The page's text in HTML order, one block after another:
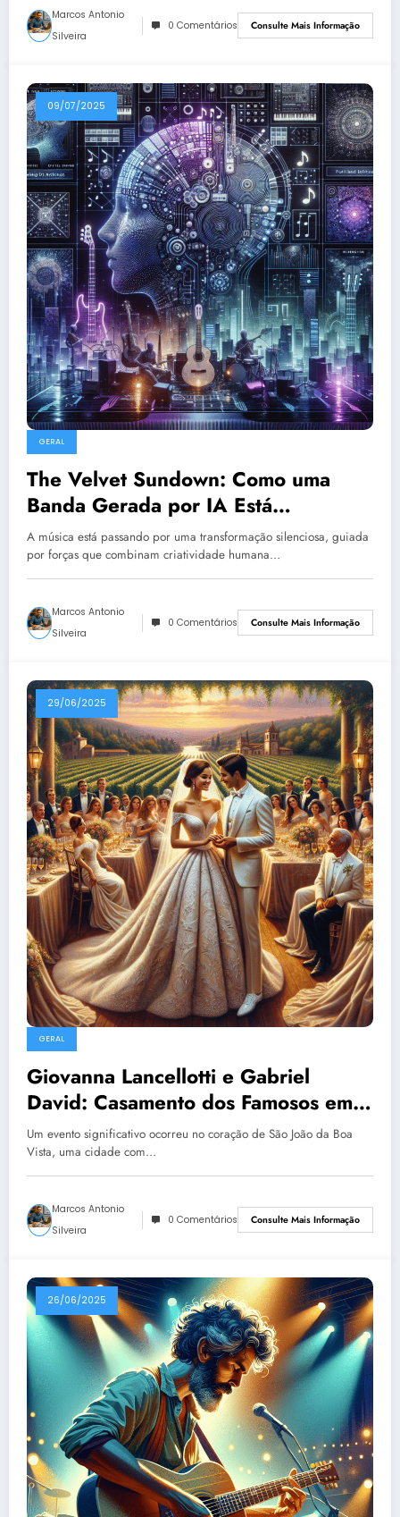
Marcos Antonio
Silveira
0 Comentários Consulte Mais Informação
09/07/2025
GERAL
The Velvet Sundown: Como uma
Banda Gerada por IA Está
Revolucionando o Cenário Musical
A música está passando por uma transformação silenciosa, guiada
por forças que combinam criatividade humana…
Marcos Antonio
Silveira
0 Comentários Consulte Mais Informação
29/06/2025
GERAL
Giovanna Lancellotti e Gabriel
David: Casamento dos Famosos em
Vinícola Histórica
Um evento significativo ocorreu no coração de São João da Boa
Vista, uma cidade com…
Marcos Antonio
Silveira
0 Comentários Consulte Mais Informação
26/06/2025